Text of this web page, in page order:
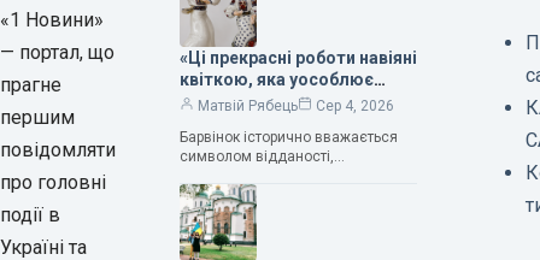
«1 Новини»
— портал, що
прагне
першим
повідомляти
про головні
події в
Україні та
«Ці прекрасні роботи навіяні
квіткою, яка уособлює
нескінченне кохання», —
Людмила Карпінська-
Романюк
Матвій Рябець
Сер 4, 2026
Барвінок історично вважається
символом відданості,
та тривалого подружнього союзу.
Саме тому ця рослина надихала і
продовжує надихати митців на